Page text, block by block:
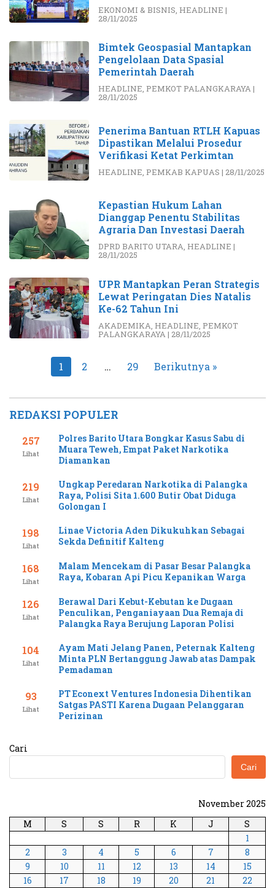
EKONOMI & BISNIS, HEADLINE |
28/11/2025
Bimtek Geospasial Mantapkan
Pengelolaan Data Spasial
Pemerintah Daerah
HEADLINE, PEMKOT PALANGKARAYA|
28/11/2025
Penerima Bantuan RTLH Kapuas
Dipastikan Melalui Prosedur
Verifikasi Ketat Perkimtan
HEADLINE PEMKAB KAPUAS | 28/11/2025
Kepastian Hukum Lahan
Dianggap Penentu Stabilitas
Agraria Dan Investasi Daerah
DPRD BARITO UTARA, HEADLINE |
28/11/2025
UPR Mantapkan Peran Strategis
Lewat Peringatan Dies Natalis
Ke-62 Tahun Ini
AKADEMIKA HEADLINE PEMKOT
PALANGKARAYA | 28/11/2025
Paginasi1 2 … 29 Berikutnya »
REDAKSI POPULER
257
Lihat
Polres Barito Utara Bongkar Kasus Sabu di
Muara Teweh, Empat Paket Narkotika
Diamankan
219
Lihat
Ungkap Peredaran Narkotika di Palangka
Raya, Polisi Sita 1.600 Butir Obat Diduga
Golongan I
198
Lihat
Linae Victoria Aden Dikukuhkan Sebagai
Sekda Definitif Kalteng
168
Lihat
Malam Mencekam di Pasar Besar Palangka
Raya, Kobaran Api Picu Kepanikan Warga
126
Lihat
Berawal Dari Kebut-Kebutan ke Dugaan
Penculikan, Penganiayaan Dua Remaja di
Palangka Raya Berujung Laporan Polisi
104
Lihat
Ayam Mati Jelang Panen, Peternak Kalteng
Minta PLN Bertanggung Jawab atas Dampak
Pemadaman
93
Lihat
PT Econext Ventures Indonesia Dihentikan
Satgas PASTI Karena Dugaan Pelanggaran
Perizinan
Cari
Cari
November 2025
M
S S R K J
S
1
2
3 4 5 6 7
8
9
10 11 12 13 14
15
16
17 18 19 20 21 22